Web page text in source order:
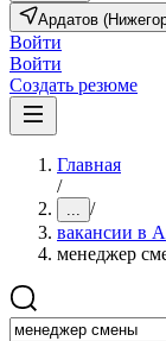
Ардатов
Войти
Войти
Создать резюме
Главная
/
... /
вакансии в
менеджер